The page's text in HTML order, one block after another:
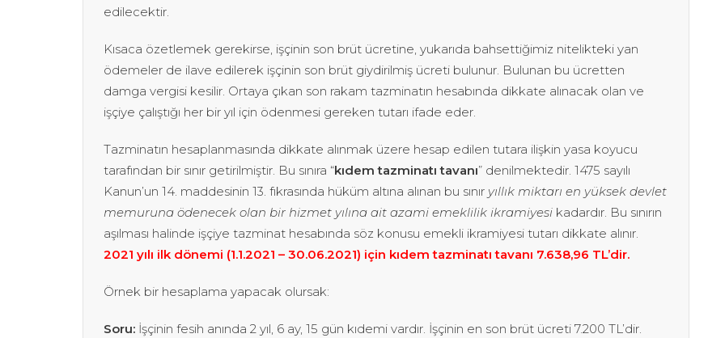
edilecektir.
Kısaca özetlemek gerekirse, işçinin son brüt ücretine, yukarıda bahsettiğimiz nitelikteki yan
ödemeler de ilave edilerek işçinin son brüt giydirilmiş ücreti bulunur. Bulunan bu ücretten
damga vergisi kesilir. Ortaya çıkan son rakam tazminatın hesabında dikkate alınacak olan ve
işçiye çalıştığı her bir yıl için ödenmesi gereken tutarı ifade eder.
Tazminatın hesaplanmasında dikkate alınmak üzere hesap edilen tutara ilişkin yasa koyucu
tarafından bir sınır getirilmiştir. Bu sınıra “kıdem tazminatı tavanı” denilmektedir. 1475 sayılı
Kanun’un 14. maddesinin 13. fıkrasında hüküm altına alınan bu sınır yıllık miktarı en yüksek devlet
memuruna ödenecek olan bir hizmet yılına ait azami emeklilik ik­ramiyesi kadardır. Bu sınırın
aşılması halinde işçiye tazminat hesabında söz konusu emekli ikramiyesi tutarı dikkate alınır.
2021 yılı ilk dönemi (1.1.2021 – 30.06.2021) için kıdem tazminatı tavanı 7.638,96 TL’dir.
Örnek bir hesaplama yapacak olursak:
Soru: İşçinin fesih anında 2 yıl, 6 ay, 15 gün kıdemi vardır. İşçinin en son brüt ücreti 7.200 TL’dir.